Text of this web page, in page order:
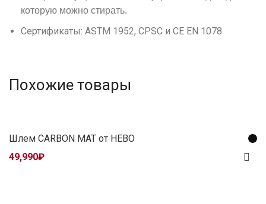
которую можно стирать.
Сертификаты: ASTM 1952, CPSC и CE EN 1078
Похожие товары
Шлем CARBON MAT от HEBO
49,990₽